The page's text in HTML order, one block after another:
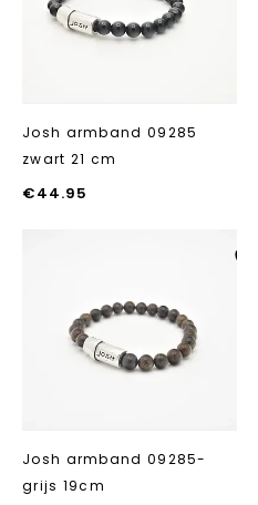
Josh armband 09285
zwart 21 cm
€44.95
Josh armband 09285-
grijs 19cm